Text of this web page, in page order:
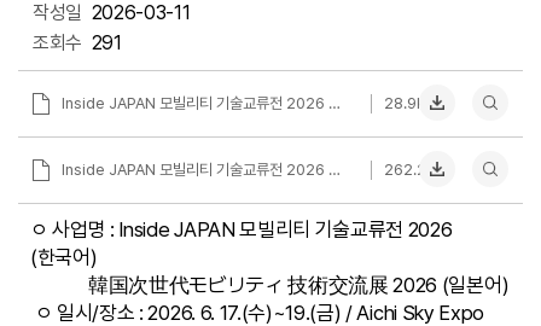
작성일 2026-03-11
조회수 291
Inside JAPAN 모빌리티 기술교류전 2026 신청서.docx 28.9KB
Inside JAPAN 모빌리티 기술교류전 2026 참가기업 모집공고문_fn.pdf 262.2KB
ㅇ 사업명 : Inside JAPAN 모빌리티 기술교류전 2026
(한국어)
韓国次世代モビリティ 技術交流展 2026 (일본어)
ㅇ 일시/장소 : 2026. 6. 17.(수)~19.(금) / Aichi Sky Expo